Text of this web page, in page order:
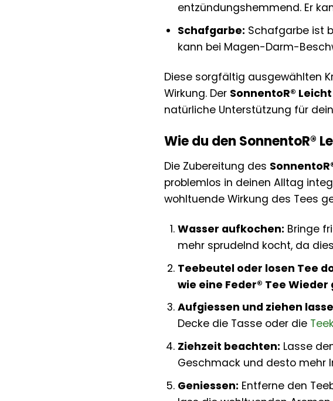
entzündungshemmend. Er
Schafgarbe: Schafgarbe ist
kann bei Magen-Darm-
Diese sorgfältig ausgewählten
Wirkung. Der SonnentoR®
natürliche Unterstützung für
Wie du den SonnentoR®
Die Zubereitung des
problemlos in deinen Alltag
wohltuende Wirkung des Tees
Wasser aufkochen: Bringe
mehr sprudelnd kocht, da
Teebeutel oder losen Tee
wie eine Feder® Tee Wieder
Aufgiessen und ziehen
Decke die Tasse oder die
Ziehzeit beachten: Lasse
Geschmack und desto mehr
Geniessen: Entferne den